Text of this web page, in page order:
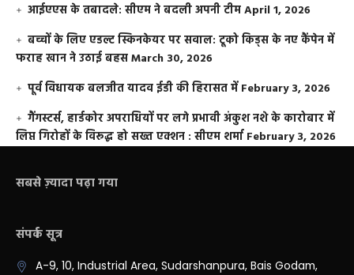
आईएएस के तबादले: सीएम ने बदली अपनी टीमApril 1, 2026
बच्चों के लिए एडल्ट स्किनकेयर पर सवाल: टूको किड्स के नए कैंपेन में
फराह खान ने उठाई बहसMarch 30, 2026
पूर्व विधायक बलजीत यादव ईडी की हिरासत में February 3, 2026
गैंगस्टर्स, हार्डकोर अपराधियों पर लगे प्रभावी अंकुश नशे के कारोबार में
लिप्त गिरोहों के विरूद्ध हो सख्त एक्शन : सीएम शर्मा February 3, 2026
सबसे ज़्यादा पढ़ा गया
संपर्क सूत्र
A-9, 10, Industrial Area, Sudarshanpura, Bais Godam,